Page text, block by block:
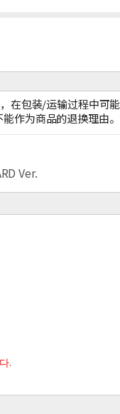
在包装/运输过程中可能
作为商品的退换理由。
Ver.
.